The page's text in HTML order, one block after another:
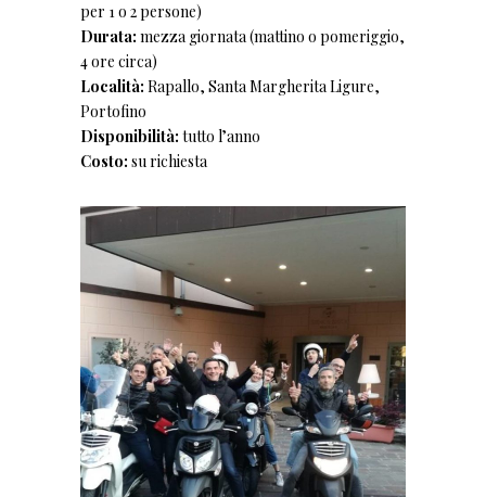
per 1 o 2 persone)
Durata: mezza giornata (mattino o pomeriggio,
4 ore circa)
Località: Rapallo, Santa Margherita Ligure,
Portofino
Disponibilità: tutto l’anno
Costo: su richiesta